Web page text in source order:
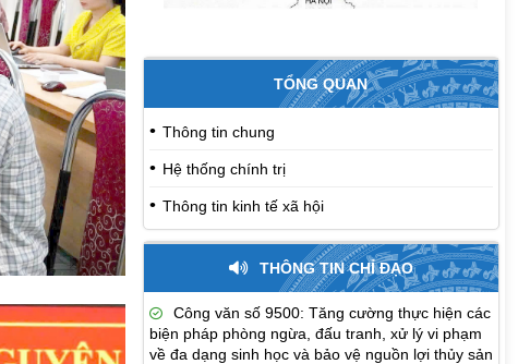
TỔNG QUAN
Thông tin chung
Hệ thống chính trị
Thông tin kinh tế xã hội
THÔNG TIN CHỈ ĐẠO
Công văn số 9500: Tăng cường thực hiện các
biện pháp phòng ngừa, đấu tranh, xử lý vi phạm
về đa dạng sinh học và bảo vệ nguồn lợi thủy sản